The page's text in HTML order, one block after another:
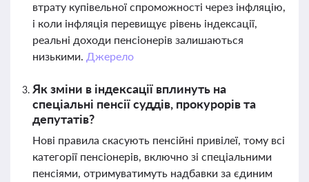
втрату купівельної спроможності через інфляцію,
і коли інфляція перевищує рівень індексації,
реальні доходи пенсіонерів залишаються
низькими. Джерело
Як зміни в індексації вплинуть на
спеціальні пенсії суддів, прокурорів та
депутатів?
Нові правила скасують пенсійні привілеї, тому всі
категорії пенсіонерів, включно зі спеціальними
пенсіями, отримуватимуть надбавки за єдиним